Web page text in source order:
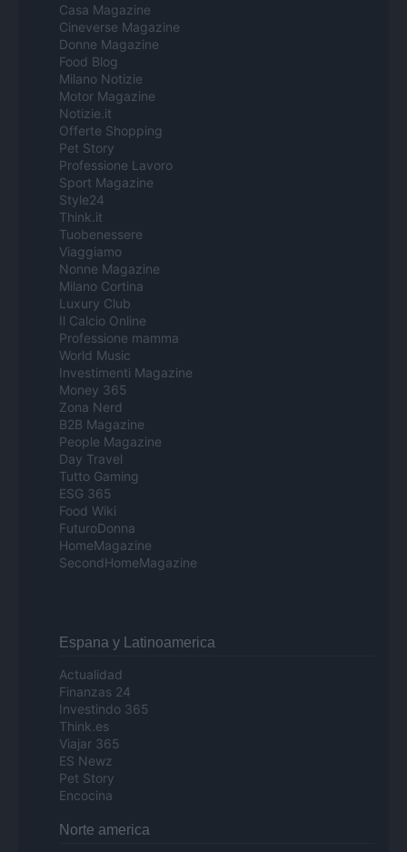
Casa Magazine
Cineverse Magazine
Donne Magazine
Food Blog
Milano Notizie
Motor Magazine
Notizie.it
Offerte Shopping
Pet Story
Professione Lavoro
Sport Magazine
Style24
Think.it
Tuobenessere
Viaggiamo
Nonne Magazine
Milano Cortina
Luxury Club
Il Calcio Online
Professione mamma
World Music
Investimenti Magazine
Money 365
Zona Nerd
B2B Magazine
People Magazine
Day Travel
Tutto Gaming
ESG 365
Food Wiki
FuturoDonna
HomeMagazine
SecondHomeMagazine
Espana y Latinoamerica
Actualidad
Finanzas 24
Investindo 365
Think.es
Viajar 365
ES Newz
Pet Story
Encocina
Norte america